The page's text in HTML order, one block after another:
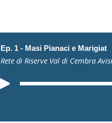
Ep. 1 - Masi Pianaci e Marigiat
Rete di Riserve Val di Cembra